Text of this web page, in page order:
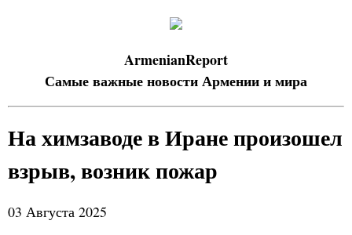
ArmenianReport
Самые важные новости Армении и мира
На химзаводе в Иране произошел
взрыв, возник пожар
03 Августа 2025